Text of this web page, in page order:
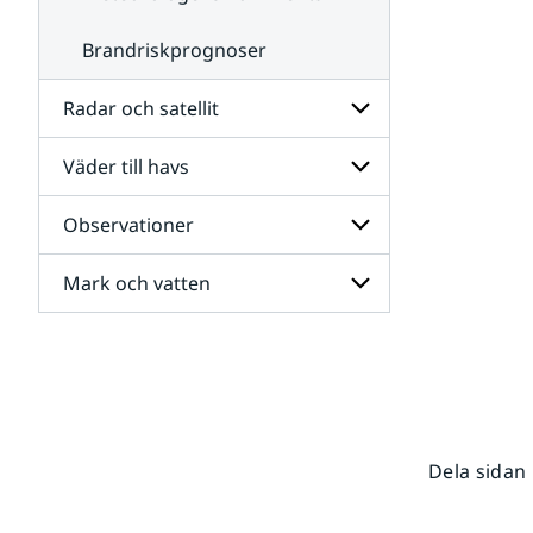
Brandriskprognoser
Radar och satellit
Undersidor
för
Radar
och
satellit
Väder till havs
Undersidor
för
Väder
till
havs
Observationer
Undersidor
för
Mark och vatten
Dela sidan